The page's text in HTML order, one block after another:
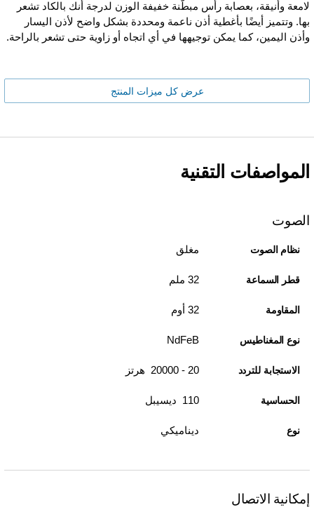
لامعة وأنيقة، بعصابة رأس مبطّنة خفيفة الوزن لدرجة أنك بالكاد تشعر
بها. وتتميز أيضًا بأغطية أذن ناعمة ومحددة بشكل واضح لأذن اليسار
وأذن اليمين، كما يمكن توجيهها في أي اتجاه أو زاوية حتى تشعر بالراحة.
عرض كل ميزات المنتج
المواصفات التقنية
الصوت
نظام الصوت مغلق
قطر السماعة 32 ملم
المقاومة 32 أوم
نوع المغناطيس NdFeB
الاستجابة للتردد 20 - 20000 هرتز
الحساسية 110 ديسيبل
نوع ديناميكي
إمكانية الاتصال